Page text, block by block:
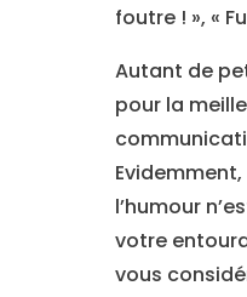
foutre ! », «
Autant de
pour la
l’humour
votre
vous